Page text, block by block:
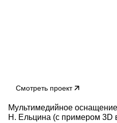
Смотреть проект
Мультимедийное
Н. Ельцина (с примером 3D